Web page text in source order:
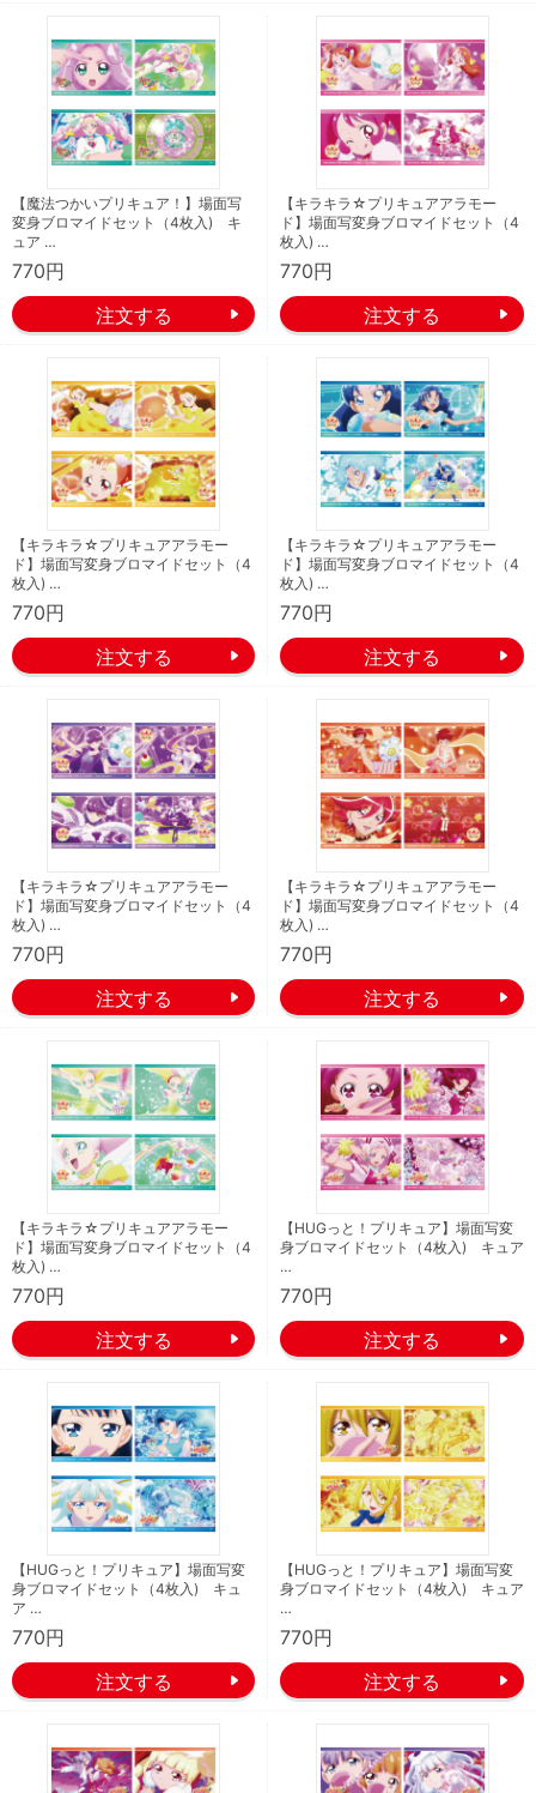
【魔法つかいプリキュア！】場面写
変身ブロマイドセット（4枚入) キ
ュア …
770円
【キラキラ☆プリキュアアラモー
ド】場面写変身ブロマイドセット（4
枚入) …
770円
【キラキラ☆プリキュアアラモー
ド】場面写変身ブロマイドセット（4
枚入) …
770円
【キラキラ☆プリキュアアラモー
ド】場面写変身ブロマイドセット（4
枚入) …
770円
【キラキラ☆プリキュアアラモー
ド】場面写変身ブロマイドセット（4
枚入) …
770円
【キラキラ☆プリキュアアラモー
ド】場面写変身ブロマイドセット（4
枚入) …
770円
【キラキラ☆プリキュアアラモー
ド】場面写変身ブロマイドセット（4
枚入) …
770円
【HUGっと！プリキュア】場面写変
身ブロマイドセット（4枚入) キュア
…
770円
【HUGっと！プリキュア】場面写変
身ブロマイドセット（4枚入) キュ
ア …
770円
【HUGっと！プリキュア】場面写変
身ブロマイドセット（4枚入) キュア
…
770円